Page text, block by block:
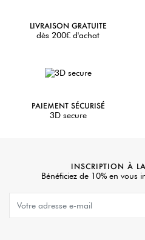
LIVRAISON GRATUITE
dès 200€ d'achat
PAIEMENT SÉCURISÉ
3D secure
INSCRIPTION À
Bénéficiez de 10% en vous